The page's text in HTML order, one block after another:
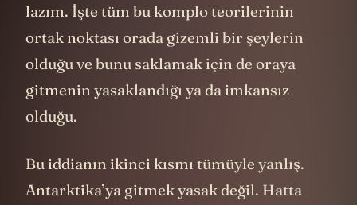
lazım. İşte tüm bu komplo teorilerinin
ortak noktası orada gizemli bir şeylerin
olduğu ve bunu saklamak için de oraya
gitmenin yasaklandığı ya da imkansız
olduğu.
Bu iddianın ikinci kısmı tümüyle yanlış.
Antarktika’ya gitmek yasak değil. Hatta